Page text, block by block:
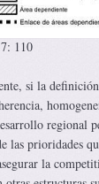
110
si la
regional
las prioridades
la